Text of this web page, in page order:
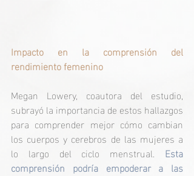
Impacto en la comprensión del
rendimiento femenino
Megan Lowery, coautora del estudio,
subrayó la importancia de estos hallazgos
para comprender mejor cómo cambian
los cuerpos y cerebros de las mujeres a
lo largo del ciclo menstrual. Esta
comprensión podría empoderar a las